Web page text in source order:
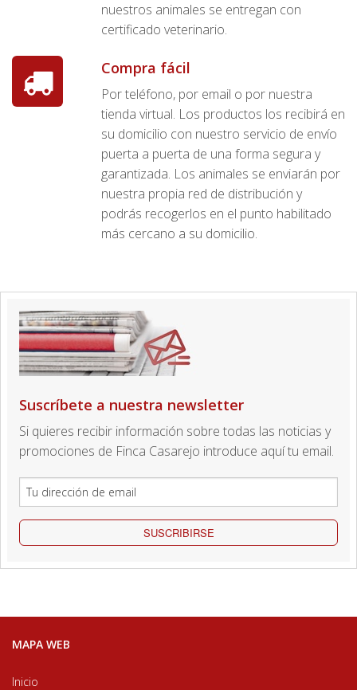
nuestros animales se entregan con
certificado veterinario.
Compra fácil
Por teléfono, por email o por nuestra
tienda virtual. Los productos los recibirá en
su domicilio con nuestro servicio de envío
puerta a puerta de una forma segura y
garantizada. Los animales se enviarán por
nuestra propia red de distribución y
podrás recogerlos en el punto habilitado
más cercano a su domicilio.
Suscríbete a nuestra newsletter
Si quieres recibir información sobre todas las noticias y
promociones de Finca Casarejo introduce aquí tu email.
SUSCRIBIRSE
MAPA WEB
Inicio